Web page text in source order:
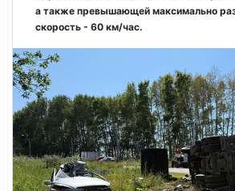
а также превышающей максимально
скорость - 60 км/час.